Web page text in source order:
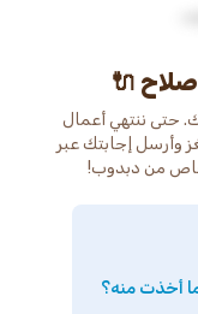
🔌
حتى ننتهي أعمال
وأرسل إجابتك عبر
خاص من دبدوب!
أخذت منه؟